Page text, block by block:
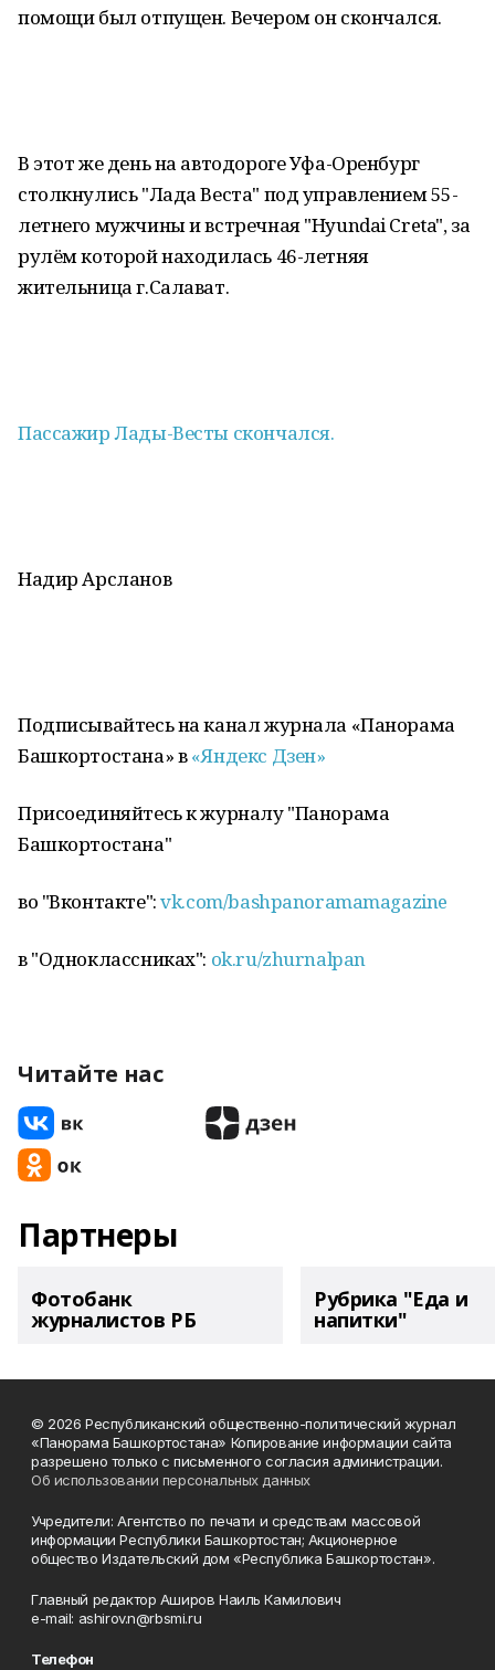
помощи был отпущен. Вечером он скончался.
В этот же день на автодороге Уфа-Оренбург
столкнулись "Лада Веста" под управлением 55-
летнего мужчины и встречная "Hyundai Creta", за
рулём которой находилась 46-летняя
жительница г.Салават.
Пассажир Лады-Весты скончался.
Надир Арсланов
Подписывайтесь на канал журнала «Панорама
Башкортостана» в«Яндекс Дзен»
Присоединяйтесь к журналу "Панорама
Башкортостана"
во "Вконтакте":vk.com/bashpanoramamagazine
в "Одноклассниках": ok.ru/zhurnalpan
Читайте нас
Партнеры
Фотобанк
журналистов РБ
Рубрика "Еда и
напитки"
© 2026 Республиканский общественно-политический журнал
«Панорама Башкортостана» Копирование информации сайта
разрешено только с письменного согласия администрации.
Об использовании персональных данных
Учредители: Агентство по печати и средствам массовой
информации Республики Башкортостан; Акционерное
общество Издательский дом «Республика Башкортостан».
Главный редактор Аширов Наиль Камилович
e-mail: ashirov.n@rbsmi.ru
Телефон